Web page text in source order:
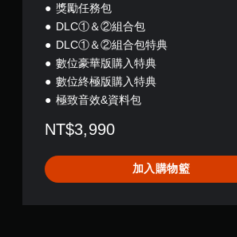
獎勵任務包
DLC①＆②組合包
DLC①＆②組合包特典
數位豪華版購入特典
數位終極版購入特典
極致音效&資料包
NT$3,990
加入購物籃